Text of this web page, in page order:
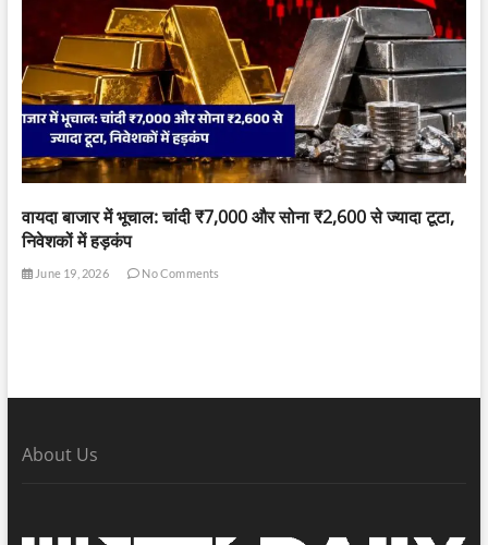
वायदा बाजार में भूचाल: चांदी ₹7,000 और सोना ₹2,600 से ज्यादा टूटा,
निवेशकों में हड़कंप
June 19, 2026 No Comments
About Us